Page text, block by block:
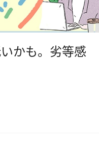
かも。劣等感